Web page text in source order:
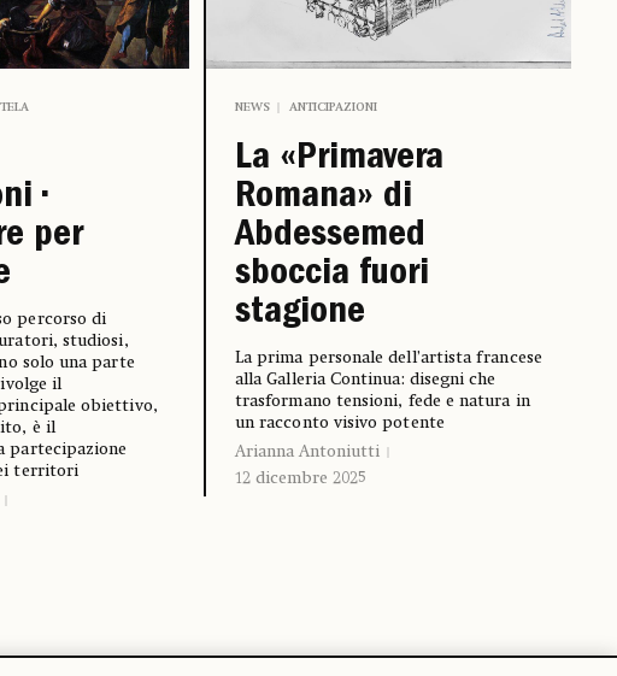
•
per
percorso di
studiosi,
solo una parte
il
obiettivo,
è il
partecipazione
territori
NEWS ANTICIPAZIONI
La «Primavera
Romana» di
Abdessemed
sboccia fuori
stagione
La prima personale dell’artista francese
alla Galleria Continua: disegni che
trasformano tensioni, fede e natura in
un racconto visivo potente
Arianna Antoniutti
12 dicembre 2025